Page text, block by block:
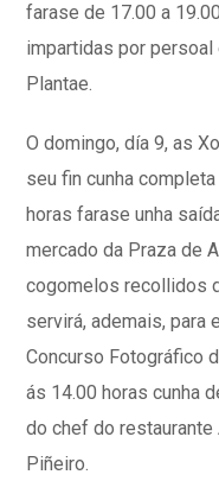
farase de 17.00 a
impartidas por
Plantae.
O domingo, día 9, as
seu fin cunha
horas farase unha
mercado da Praza de
cogomelos recollidos
servirá, ademais, para
Concurso Fotográfico
ás 14.00 horas cunha
do chef do restaurante
Piñeiro.